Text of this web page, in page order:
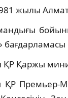
жылы
Қаржы
Премьер-